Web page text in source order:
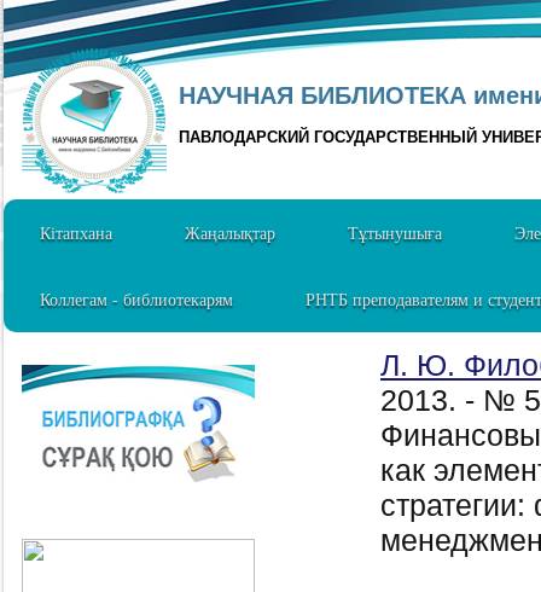
НАУЧНАЯ БИБЛИОТЕКА
ПАВЛОДАРСКИЙ ГОСУДАРСТВЕННЫЙ
Кітапхана Жаңалықтар Тұтынушыға
Коллегам - библиотекарям РНТБ преподавателям и
Л. Ю.
2013. - №
как